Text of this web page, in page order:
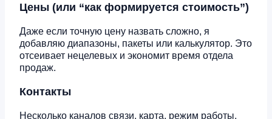
Цены (или “как формируется стоимость”)
Даже если точную цену назвать сложно, я
добавляю диапазоны, пакеты или калькулятор. Это
отсеивает нецелевых и экономит время отдела
продаж.
Контакты
Несколько каналов связи, карта, режим работы,